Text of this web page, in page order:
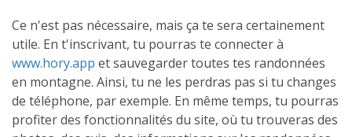
Ce n'est pas nécessaire, mais ça te sera certainement
utile. En t'inscrivant, tu pourras te connecter à
www.hory.app et sauvegarder toutes tes randonnées
en montagne. Ainsi, tu ne les perdras pas si tu changes
de téléphone, par exemple. En même temps, tu pourras
profiter des fonctionnalités du site, où tu trouveras des